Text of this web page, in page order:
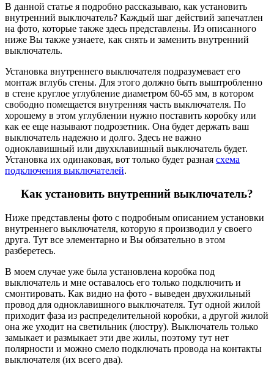
В данной статье я подробно рассказываю, как установить
внутренний выключатель? Каждый шаг действий запечатлен
на фото, которые также здесь представлены. Из описанного
ниже Вы также узнаете, как снять и заменить внутренний
выключатель.
Установка внутреннего выключателя подразумевает его
монтаж вглубь стены. Для этого должно быть выштробленно
в стене круглое углубление диаметром 60-65 мм, в котором
свободно помещается внутренняя часть выключателя. По
хорошему в этом углублении нужно поставить коробку или
как ее еще называют подрозетник. Она будет держать ваш
выключатель надежно и долго. Здесь не важно
одноклавишный или двухклавишный выключатель будет.
Установка их одинаковая, вот только будет разная схема
подключения выключателей.
Как установить внутренний выключатель?
Ниже представлены фото с подробным описанием установки
внутреннего выключателя, которую я производил у своего
друга. Тут все элементарно и Вы обязательно в этом
разберетесь.
В моем случае уже была установлена коробка под
выключатель и мне оставалось его только подключить и
смонтировать. Как видно на фото - выведен двухжильный
провод для одноклавишного выключателя. Тут одной жилой
приходит фаза из распределительной коробки, а другой жилой
она же уходит на светильник (люстру). Выключатель только
замыкает и размыкает эти две жилы, поэтому тут нет
полярности и можно смело подключать провода на контакты
выключателя (их всего два).